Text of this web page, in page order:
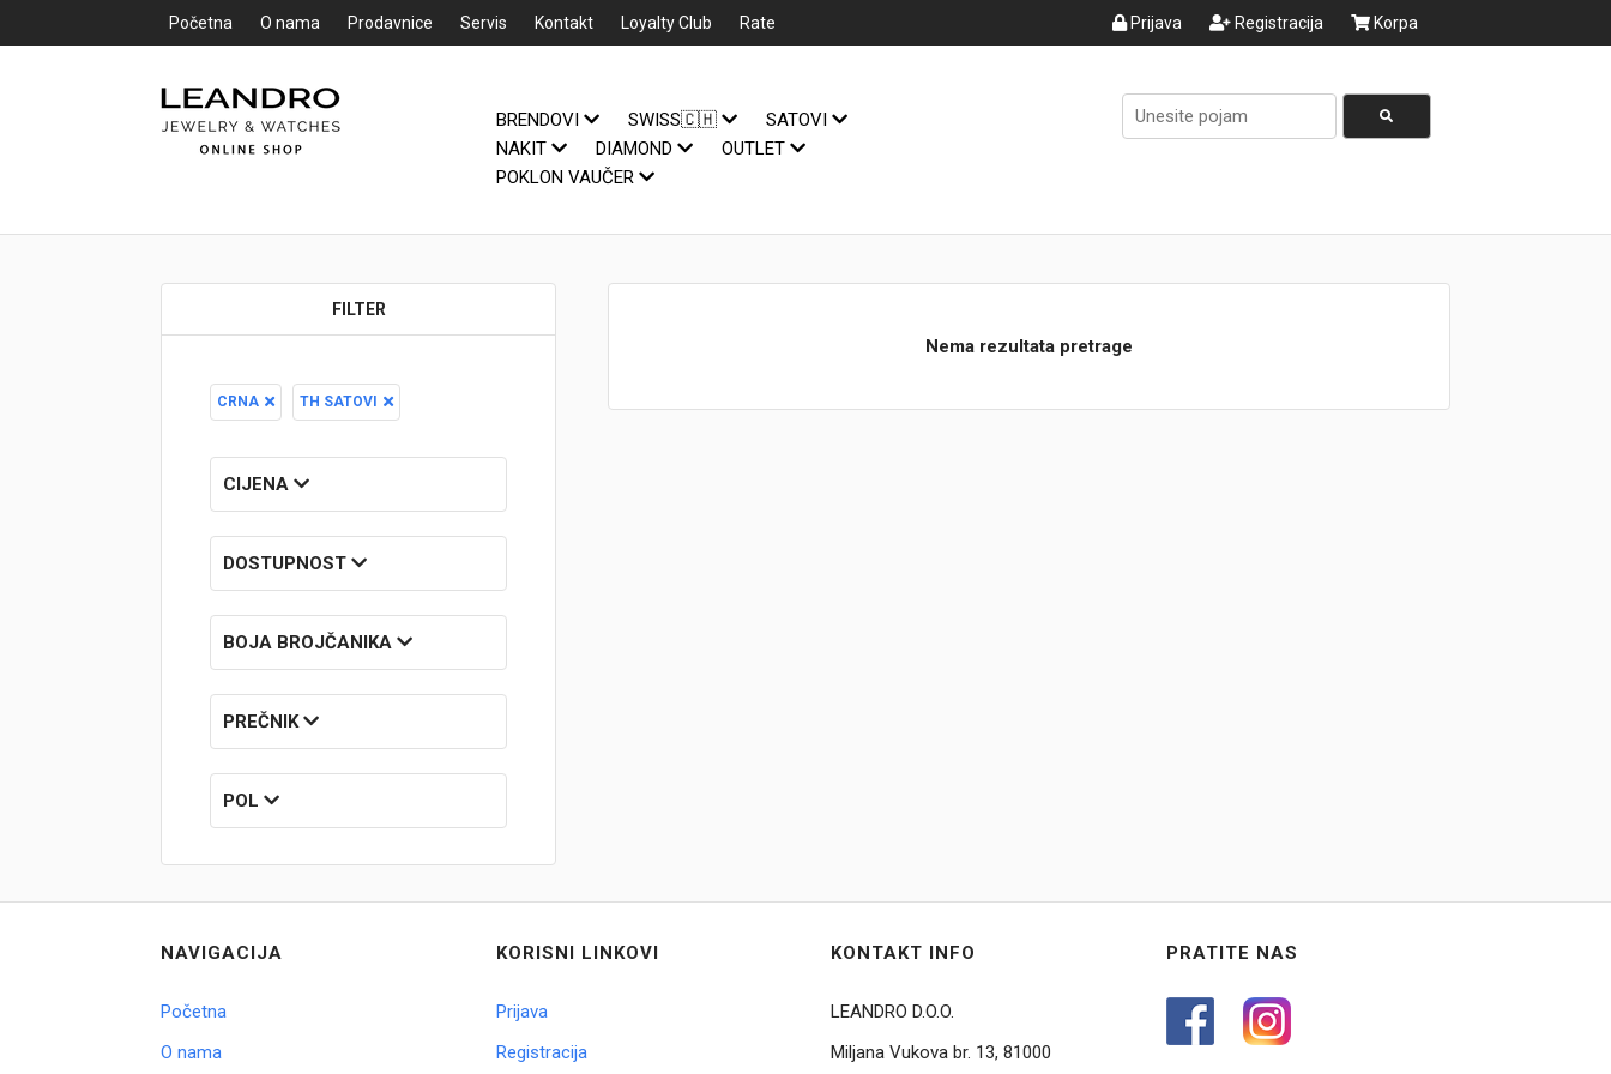
Početna
Loyalty Club
Brendovi
Swiss🇨🇭
Satovi
Diamond
Outlet
Prijava
Početna O nama Prodavnice Servis Kontakt Loyalty Club Rate Prijava Registracija Korpa
BRENDOVI SWISS🇨🇭
SATOVI
NAKIT
DIAMOND
OUTLET
POKLON VAUČER
FILTER
CRNA TH SATOVI
CIJENA
DOSTUPNOST
BOJA BROJČANIKA
PREČNIK
POL
Nema rezultata pretrage
NAVIGACIJA
Početna
O nama
KORISNI LINKOVI
Prijava
Registracija
KONTAKT INFO
LEANDRO D.O.O.
Miljana Vukova br. 13, 81000
PRATITE NAS